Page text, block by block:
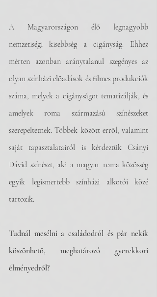
A Magyarországon élő legnagyobb
nemzetiségi kisebbség a cigányság. Ehhez
mérten azonban aránytalanul szegényes az
olyan színházi előadások és filmes produkciók
száma, melyek a cigányságot tematizálják, és
amelyek roma származású színészeket
szerepeltetnek. Többek között erről, valamint
saját tapasztalatairól is kérdeztük Csányi
Dávid színészt, aki a magyar roma közösség
egyik legismertebb színházi alkotói közé
tartozik.
Tudnál mesélni a családodról és pár nekik
köszönhető, meghatározó gyerekkori
élményedről?